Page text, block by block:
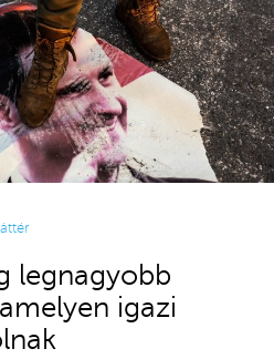
legnagyobb
igazi